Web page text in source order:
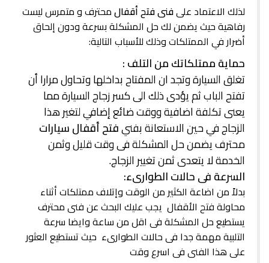
لذلك الاعتماد علىفنى فتح أقفالمحترف و متمرس ليست
رفاهية حيث يضمن لك حل المشكلة بسرعة ودون إلحاق
أضرار في الممتلكات وذلك للأسباب التالية:
حماية ممتلكاتك من التلف :
تغلق السيارة وتجد ان المفتاح بداخلها وتحاول مرارا أن
تفتح الباب ثم يؤدى ذلك الى كسر زجاج السيارة مما
يعنى تكلفة اضافية ووقت ضائع إضافي لتغير هذا
الزجاج في حين الاستعانة بفنيفتح أقفال سيارات
محترف يضمن حل المشكلة فى وقت قليل وثمن
الخدمة لا يتعدى ثمن تغيير الزجاج.
السرعة فى حالات الطوارىء:
بدلاً من اضاعة الكثير من الوقت وإتلاف ممتلكات أثناء
محاولة فتح الأقفال يجب عليك البحث عن فنى محترف
يستطيع حل المشكلة فى اقل من ساعة وايضا سرعة
التلبية مهمة جدا فى حالات الطوارىء حيث تستطيع العثور
على هذا الفنى فى اسرع وقت